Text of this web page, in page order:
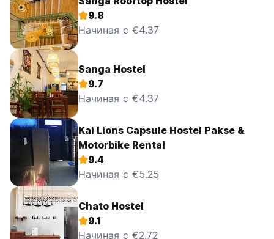
9.8
Начиная с €4.37
Sanga Hostel
9.7
Начиная с €4.37
Kai Lions Capsule Hostel Pakse &
Motorbike Rental
9.4
Начиная с €5.25
Chato Hostel
9.1
Начиная с €2.72